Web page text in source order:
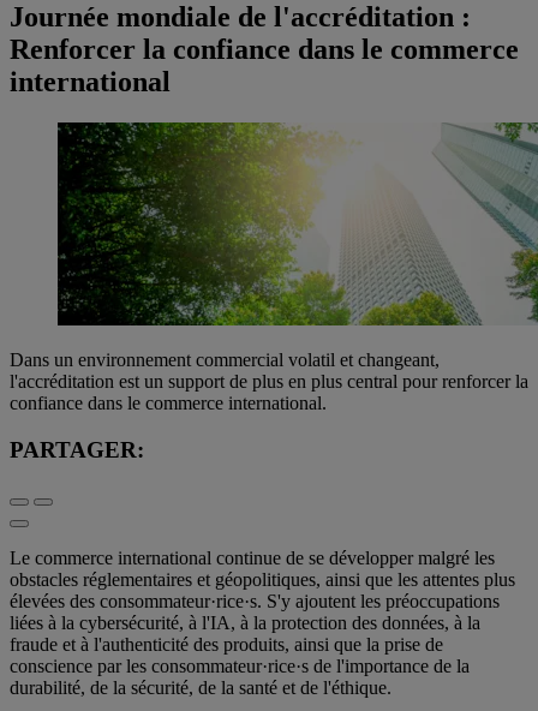
Journée mondiale de l'accréditation :
Renforcer la confiance dans le commerce
international
Dans un environnement commercial volatil et changeant,
l'accréditation est un support de plus en plus central pour renforcer la
confiance dans le commerce international.
PARTAGER:
Le commerce international continue de se développer malgré les
obstacles réglementaires et géopolitiques, ainsi que les attentes plus
élevées des consommateur·rice·s. S'y ajoutent les préoccupations
liées à la cybersécurité, à l'IA, à la protection des données, à la
fraude et à l'authenticité des produits, ainsi que la prise de
conscience par les consommateur·rice·s de l'importance de la
durabilité, de la sécurité, de la santé et de l'éthique.